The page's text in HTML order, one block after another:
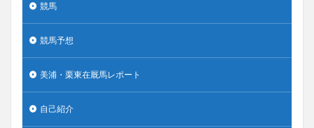
競馬
競馬予想
美浦・栗東在厩馬レポート
自己紹介